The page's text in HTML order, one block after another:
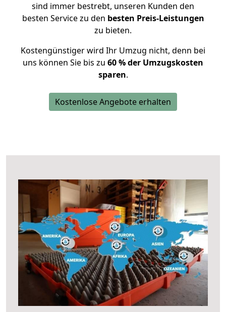
sind immer bestrebt, unseren Kunden den
besten Service zu den besten Preis-Leistungen
zu bieten.
Kostengünstiger wird Ihr Umzug nicht, denn bei
uns können Sie bis zu 60 % der Umzugskosten
sparen.
Kostenlose Angebote erhalten